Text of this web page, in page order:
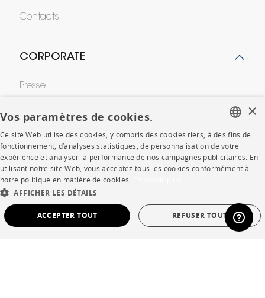
Contacts
CORPORATE
Presse
Devenir concessionnaire
Contract
SHOP
Points de vente
FRENCH
ENGLISH
SPANISH
×
Vos paramètres de cookies.
Ce site Web utilise des cookies, y compris des cookies tiers, à des fins de
fonctionnement, d’analyses statistiques, de personnalisation de votre
expérience et analyser la performance de nos campagnes publicitaires. En
utilisant notre site Web, vous acceptez tous les cookies conformément à
notre politique en matière de cookies.
AFFICHER LES DÉTAILS
ACCEPTER TOUT REFUSER TOUT